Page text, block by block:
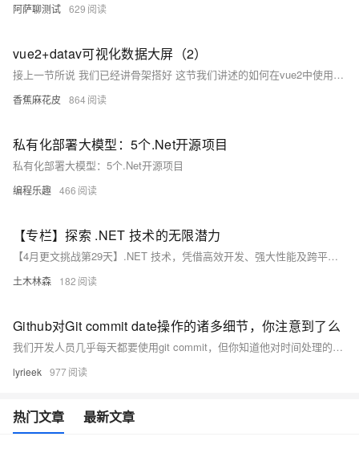
阿萨聊测试 629
vue2+datav可视化数据大屏（2）
接上一节所说 我们已经讲骨架搭好 这节我们讲述的如何在vue2中使用mock数据和封装axios
香蕉麻花皮 864
私有化部署大模型：5个.Net开源项目
私有化部署大模型：5个.Net开源项目
编程乐趣 466
【专栏】探索 .NET 技术的无限潜力
【4月更文挑战第29天】.NET 技术，凭借高效开发、强大性能及跨平台特性，成为全球开发者青睐的平台。核心优势包括统一的编程模型、高效的Visual Studio IDE以及跨Windows、Linux、macOS的.NET Core。丰富的生态系统、开源支持和创新工具如ASP.NET Core、ML.NET，推动了平台发展。随着.NET 5的推出，.NET整合多系统优势，适应云计算、AI、IoT等新场景，持续助力开发者实现目标。
土木林森 182
Github对Git commit date操作的诸多细节，你注意到了么
我们开发人员几乎每天都要使用git commit，但你知道他对时间处理的一些细节吗？一起来了解一下吧
lyrieek 977
热门文章 最新文章